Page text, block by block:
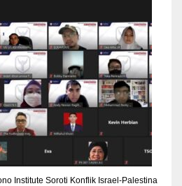
Institute Soroti Konflik Israel-Palestina